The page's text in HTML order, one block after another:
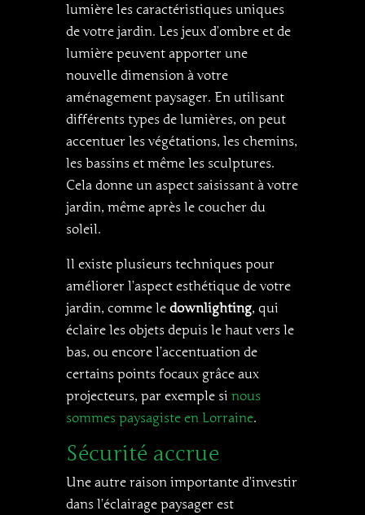
lumière les caractéristiques uniques
de votre jardin. Les jeux d’ombre et de
lumière peuvent apporter une
nouvelle dimension à votre
aménagement paysager. En utilisant
différents types de lumières, on peut
accentuer les végétations, les chemins,
les bassins et même les sculptures.
Cela donne un aspect saisissant à votre
jardin, même après le coucher du
soleil.
Il existe plusieurs techniques pour
améliorer l’aspect esthétique de votre
jardin, comme le downlighting, qui
éclaire les objets depuis le haut vers le
bas, ou encore l’accentuation de
certains points focaux grâce aux
projecteurs, par exemple si nous
sommes paysagiste en Lorraine.
Sécurité accrue
Une autre raison importante d’investir
dans l’éclairage paysager est